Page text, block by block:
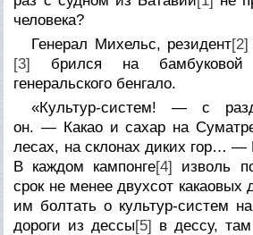
человека?
Генерал Михельс, резидент[2]
[3] брился на бамбуковой
генеральского бенгало.
«Культур-систем! — с
он. — Какао и сахар на
лесах, на склонах диких гор…
В каждом кампонге[4] изволь
срок не менее двухсот
им болтать о культур-систем
дороги из дессы[5] в дессу,